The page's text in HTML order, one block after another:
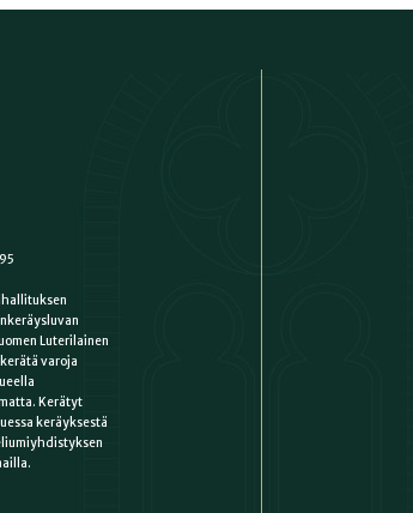
Luterilainen
varoja
Kerätyt
keräyksestä